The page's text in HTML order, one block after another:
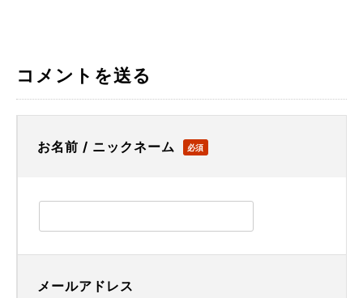
コメントを送る
お名前 / ニックネーム 必須
メールアドレス